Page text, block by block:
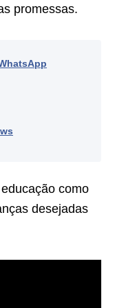
promessas.
como
desejadas